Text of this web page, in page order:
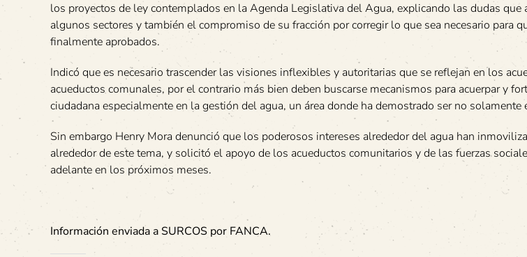
los proyectos de ley contemplados en la Agenda Legislativa del Agua, explicando las dudas que
algunos sectores y también el compromiso de su fracción por corregir lo que sea necesario para
finalmente aprobados.
Indicó que es necesario trascender las visiones inflexibles y autoritarias que se reflejan en los
acueductos comunales, por el contrario más bien deben buscarse mecanismos para acuerpar y
ciudadana especialmente en la gestión del agua, un área donde ha demostrado ser no solamente
Sin embargo Henry Mora denunció que los poderosos intereses alrededor del agua han
alrededor de este tema, y solicitó el apoyo de los acueductos comunitarios y de las fuerzas
adelante en los próximos meses.
Información enviada a SURCOS por FANCA.